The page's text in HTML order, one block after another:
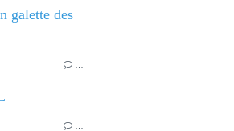
galette des